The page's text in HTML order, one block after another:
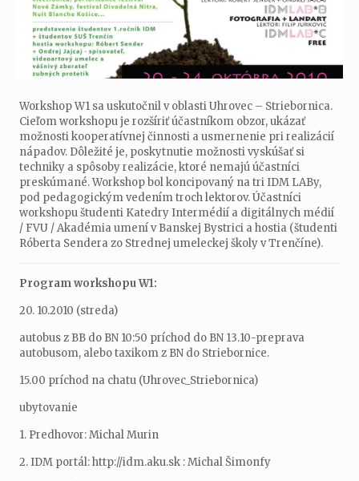
Workshop W1 sa uskutočnil v oblasti Uhrovec – Striebornica.
Cieľom workshopu je rozšíriť účastníkom obzor, ukázať
možnosti kooperatívnej činnosti a usmernenie pri realizácií
nápadov. Dôležité je, poskytnutie možnosti vyskúšať si
techniky a spôsoby realizácie, ktoré nemajú účastníci
preskúmané. Workshop bol koncipovaný na tri IDM LABy,
pod pedagogickým vedením troch lektorov. Účastníci
workshopu študenti Katedry Intermédií a digitálnych médií
/ FVU / Akadémia umení v Banskej Bystrici a hostia (študenti
Róberta Sendera zo Strednej umeleckej školy v Trenčíne).
Program workshopu W1:
20. 10.2010 (streda)
autobus z BB do BN 10:50 príchod do BN 13.10-preprava
autobusom, alebo taxikom z BN do Striebornice.
15.00 príchod na chatu (Uhrovec_Striebornica)
ubytovanie
1. Predhovor: Michal Murin
2. IDM portál: http://idm.aku.sk : Michal Šimonfy